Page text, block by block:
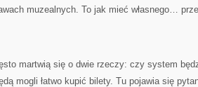
muzealnych. To jak mieć własnego…
martwią się o dwie rzeczy: czy system
mogli łatwo kupić bilety. Tu pojawia się